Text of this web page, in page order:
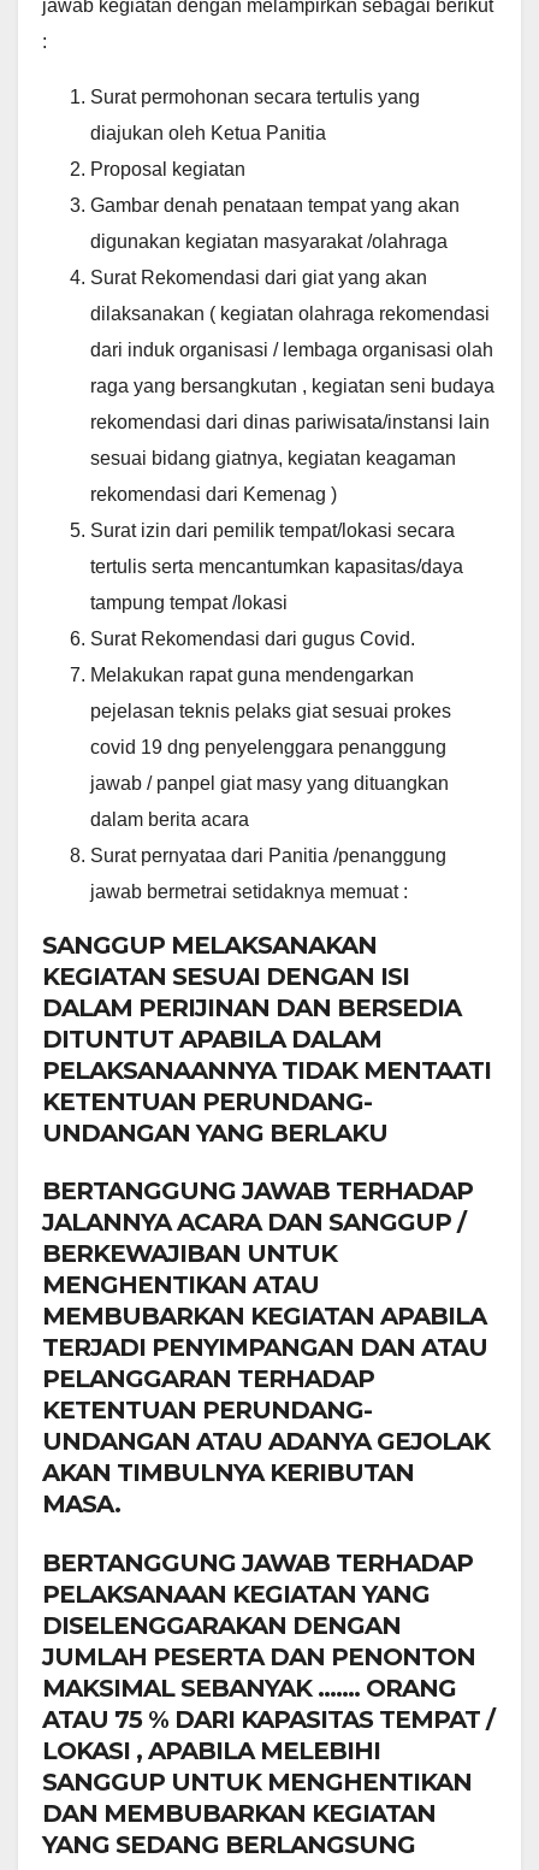
jawab kegiatan dengan melampirkan sebagai berikut
:
Surat permohonan secara tertulis yang
diajukan oleh Ketua Panitia
Proposal kegiatan
Gambar denah penataan tempat yang akan
digunakan kegiatan masyarakat /olahraga
Surat Rekomendasi dari giat yang akan
dilaksanakan ( kegiatan olahraga rekomendasi
dari induk organisasi / lembaga organisasi olah
raga yang bersangkutan , kegiatan seni budaya
rekomendasi dari dinas pariwisata/instansi lain
sesuai bidang giatnya, kegiatan keagaman
rekomendasi dari Kemenag )
Surat izin dari pemilik tempat/lokasi secara
tertulis serta mencantumkan kapasitas/daya
tampung tempat /lokasi
Surat Rekomendasi dari gugus Covid.
Melakukan rapat guna mendengarkan
pejelasan teknis pelaks giat sesuai prokes
covid 19 dng penyelenggara penanggung
jawab / panpel giat masy yang dituangkan
dalam berita acara
Surat pernyataa dari Panitia /penanggung
jawab bermetrai setidaknya memuat :
SANGGUP MELAKSANAKAN
KEGIATAN SESUAI DENGAN ISI
DALAM PERIJINAN DAN BERSEDIA
DITUNTUT APABILA DALAM
PELAKSANAANNYA TIDAK MENTAATI
KETENTUAN PERUNDANG-
UNDANGAN YANG BERLAKU
BERTANGGUNG JAWAB TERHADAP
JALANNYA ACARA DAN SANGGUP /
BERKEWAJIBAN UNTUK
MENGHENTIKAN ATAU
MEMBUBARKAN KEGIATAN APABILA
TERJADI PENYIMPANGAN DAN ATAU
PELANGGARAN TERHADAP
KETENTUAN PERUNDANG-
UNDANGAN ATAU ADANYA GEJOLAK
AKAN TIMBULNYA KERIBUTAN
MASA.
BERTANGGUNG JAWAB TERHADAP
PELAKSANAAN KEGIATAN YANG
DISELENGGARAKAN DENGAN
JUMLAH PESERTA DAN PENONTON
MAKSIMAL SEBANYAK ……. ORANG
ATAU 75 % DARI KAPASITAS TEMPAT /
LOKASI , APABILA MELEBIHI
SANGGUP UNTUK MENGHENTIKAN
DAN MEMBUBARKAN KEGIATAN
YANG SEDANG BERLANGSUNG